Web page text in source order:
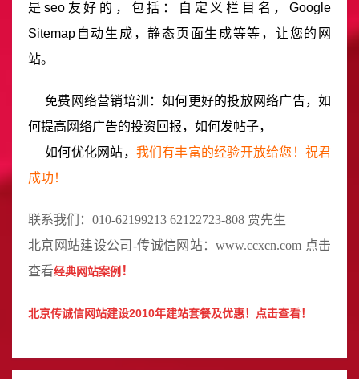
是seo友好的，包括：自定义栏目名，Google
Sitemap自动生成，静态页面生成等等，让您的网
站。
免费网络营销培训：如何更好的投放网络广告，如
何提高网络广告的投资回报，如何发帖子，
如何优化网站， 我们有丰富的经验开放给您！祝君
成功！
联系我们：010-62199213 62122723-808 贾先生
北京 网站建设公司 -传诚信网站：www.ccxcn.com 点击
查看经典网站案例 ！
北京传诚信网站建设2010年建站套餐及优惠！ 点击查看！